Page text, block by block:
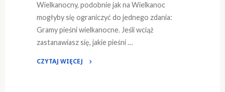
Wielkanocny, podobnie jak na Wielkanoc
mogłyby się ograniczyć do jednego zdania:
Gramy pieśni wielkanocne. Jeśli wciąż
zastanawiasz się, jakie pieśni …
CZYTAJ WIĘCEJ